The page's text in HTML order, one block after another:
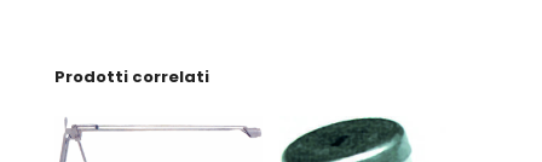
Prodotti correlati